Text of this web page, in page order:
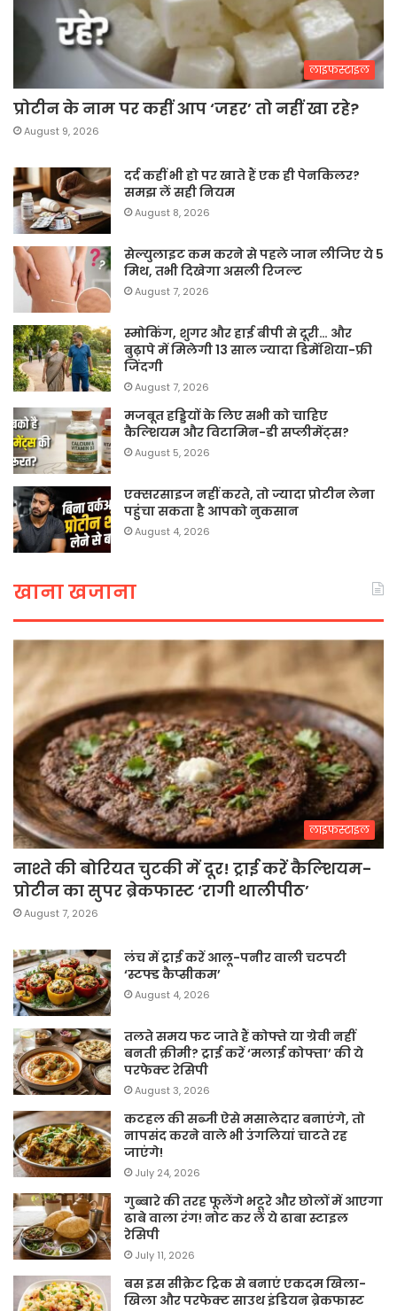
लाइफस्टाइल
प्रोटीन के नाम पर कहीं आप ‘जहर’ तो नहीं खा रहे?
August 9, 2026
दर्द कहीं भी हो पर खाते हैं एक ही पेनकिलर?
समझ लें सही नियम
August 8, 2026
सेल्युलाइट कम करने से पहले जान लीजिए ये 5
मिथ, तभी दिखेगा असली रिजल्ट
August 7, 2026
स्मोकिंग, शुगर और हाई बीपी से दूरी… और
बुढ़ापे में मिलेगी 13 साल ज्यादा डिमेंशिया-फ्री
जिंदगी
August 7, 2026
मजबूत हड्डियों के लिए सभी को चाहिए
कैल्शियम और विटामिन-डी सप्लीमेंट्स?
August 5, 2026
एक्सरसाइज नहीं करते, तो ज्यादा प्रोटीन लेना
पहुंचा सकता है आपको नुकसान
August 4, 2026
खाना खजाना
लाइफस्टाइल
नाश्ते की बोरियत चुटकी में दूर! ट्राई करें कैल्शियम-
प्रोटीन का सुपर ब्रेकफास्ट ‘रागी थालीपीठ’
August 7, 2026
लंच में ट्राई करें आलू-पनीर वाली चटपटी
‘स्टफ्ड कैप्सीकम’
August 4, 2026
तलते समय फट जाते हैं कोफ्ते या ग्रेवी नहीं
बनती क्रीमी? ट्राई करें ‘मलाई कोफ्ता’ की ये
परफेक्ट रेसिपी
August 3, 2026
कटहल की सब्जी ऐसे मसालेदार बनाएंगे, तो
नापसंद करने वाले भी उंगलियां चाटते रह
जाएंगे!
July 24, 2026
गुब्बारे की तरह फूलेंगे भटूरे और छोलों में आएगा
ढाबे वाला रंग! नोट कर लें ये ढाबा स्टाइल
रेसिपी
July 11, 2026
बस इस सीक्रेट ट्रिक से बनाएं एकदम खिला-
खिला और परफेक्ट साउथ इंडियन ब्रेकफास्ट